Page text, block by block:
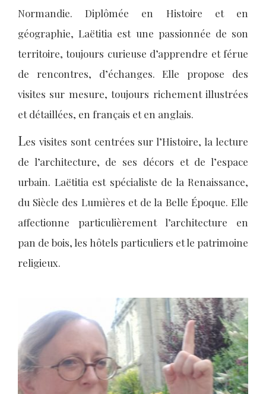
Normandie. Diplômée en Histoire et en
géographie, Laëtitia est une passionnée de son
territoire, toujours curieuse d’apprendre et férue
de rencontres, d’échanges. Elle propose des
visites sur mesure, toujours richement illustrées
et détaillées, en français et en anglais.
Les visites sont centrées sur l’Histoire, la lecture
de l’architecture, de ses décors et de l’espace
urbain. Laëtitia est spécialiste de la Renaissance,
du Siècle des Lumières et de la Belle Époque. Elle
affectionne particulièrement l’architecture en
pan de bois, les hôtels particuliers et le patrimoine
religieux.